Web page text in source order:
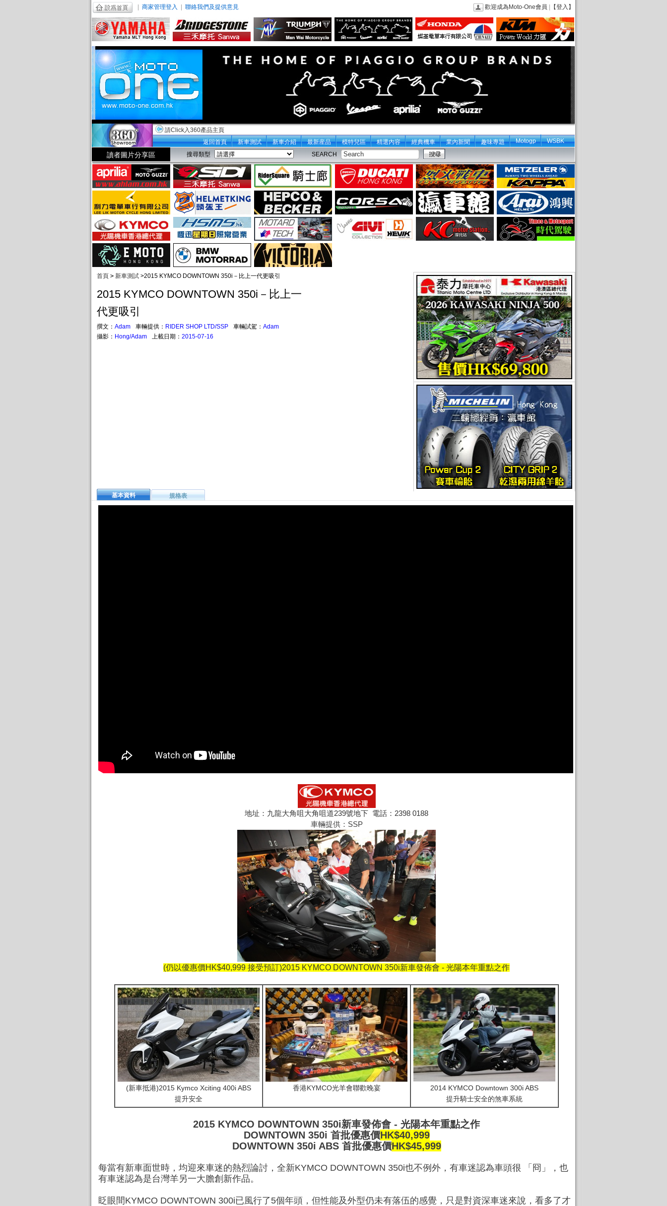
商家管理登入 聯絡我們及提供意見 歡迎成為Moto-One會員 【登入】
請Click入360產品主頁
返回首頁
新車測試 新車介紹 最新産品 模特兒區 精選內容 經典機車 業內新聞 趣味專題 Motogp WSBK
讀者圖片分享區 搜尋類型 SEARCH
首頁 > 新車測試 >2015 KYMCO DOWNTOWN 350i－比上一代更吸引
2015 KYMCO DOWNTOWN 350i－比上一
代更吸引
撰文： Adam 車輛提供： RIDER SHOP LTD/SSP 車輛試駕： Adam
攝影： Hong/Adam 上載日期： 2015-07-16
基本資料 規格表
地址：九龍大角咀大角咀道239號地下 電話：2398 0188
車輛提供：SSP
(仍以優惠價HK$40,999 接受預訂)2015 KYMCO DOWNTOWN 350i新車發佈會 - 光陽本年重點之作
(新車抵港)2015 Kymco Xciting 400i ABS
提升安全
香港KYMCO光羊會聯歡晚宴
2014 KYMCO Downtown 300i ABS
提升騎士安全的煞車系統
2015 KYMCO DOWNTOWN 350i新車發佈會 - 光陽本年重點之作
DOWNTOWN 350i 首批優惠價HK$40,999
DOWNTOWN 350i ABS 首批優惠價HK$45,999
每當有新車面世時，均迎來車迷的熱烈論討，全新KYMCO DOWNTOWN 350i也不例外，有車迷認為車頭很 「冏」，也
有車迷認為是台灣羊另一大膽創新作品。
眨眼間KYMCO DOWNTOWN 300i已風行了5個年頭，但性能及外型仍未有落伍的感覺，只是對資深車迷來說，看多了才